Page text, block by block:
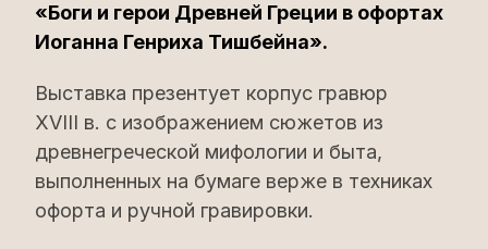
«Боги и герои Древней Греции в офортах
Иоганна Генриха Тишбейна».
Выставка презентует корпус гравюр
XVIII в. с изображением сюжетов из
древнегреческой мифологии и быта,
выполненных на бумаге верже в техниках
офорта и ручной гравировки.